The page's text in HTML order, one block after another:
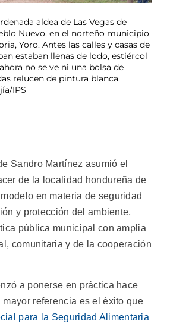
aldea de Las Vegas de
Nuevo, en el norteño municipio
Yoro. Antes las calles y casas de
estaban llenas de lodo, estiércol
no se ve ni una bolsa de
relucen de pintura blanca.
IPS
Sandro Martínez asumió el
de la localidad hondureña de
en materia de seguridad
y protección del ambiente,
pública municipal con amplia
comunitaria y de la cooperación
a ponerse en práctica hace
mayor referencia es el éxito que
para la Seguridad Alimentaria